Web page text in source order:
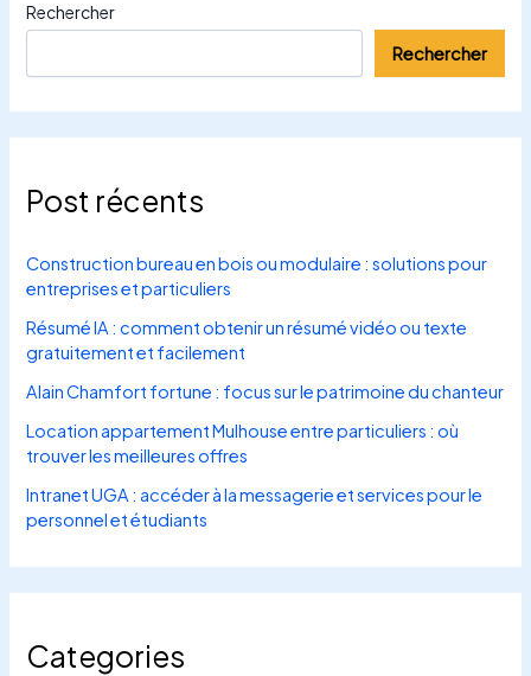
Rechercher
Rechercher
Post récents
Construction bureau en bois ou modulaire : solutions pour
entreprises et particuliers
Résumé IA : comment obtenir un résumé vidéo ou texte
gratuitement et facilement
Alain Chamfort fortune : focus sur le patrimoine du chanteur
Location appartement Mulhouse entre particuliers : où
trouver les meilleures offres
Intranet UGA : accéder à la messagerie et services pour le
personnel et étudiants
Categories